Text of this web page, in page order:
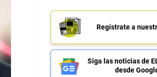
Regístrate a
Siga las noticias de
desde